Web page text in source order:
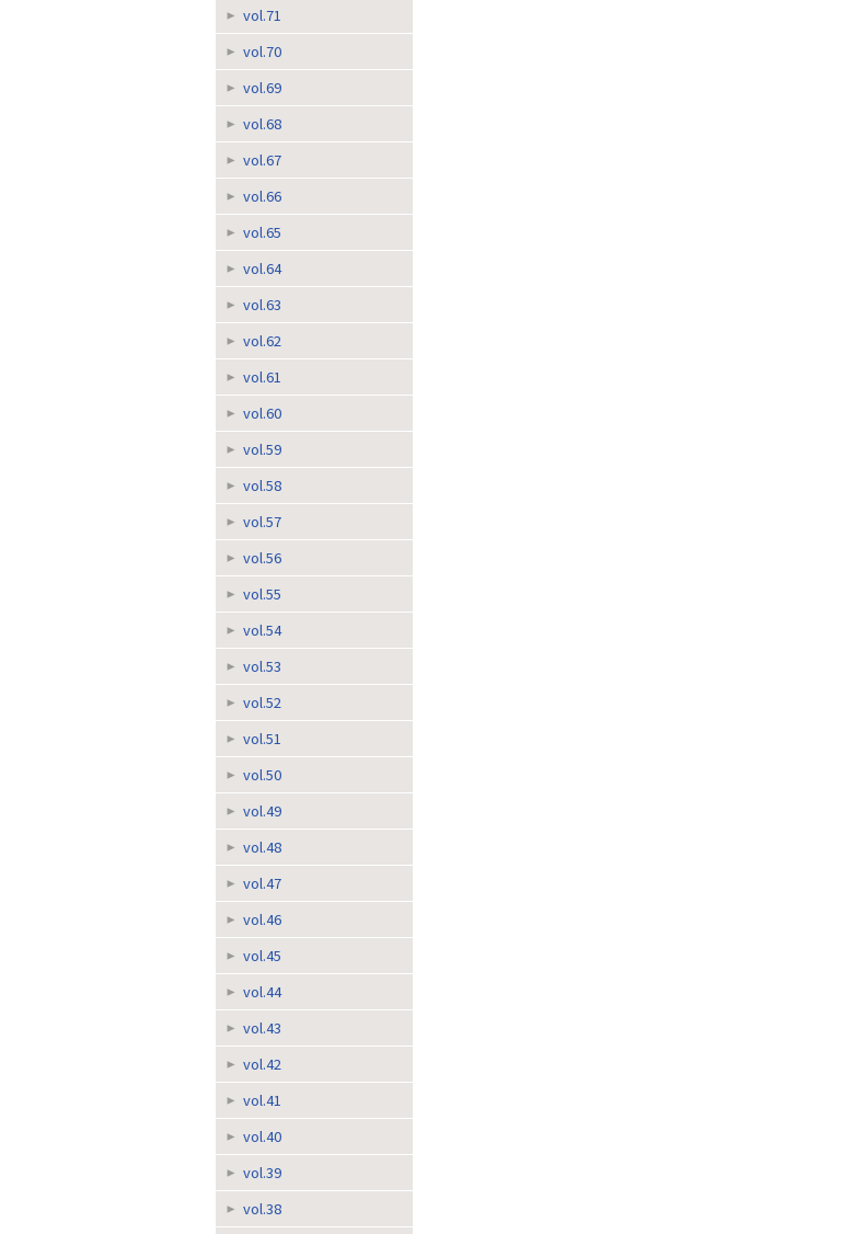
vol.71
vol.70
vol.69
vol.68
vol.67
vol.66
vol.65
vol.64
vol.63
vol.62
vol.61
vol.60
vol.59
vol.58
vol.57
vol.56
vol.55
vol.54
vol.53
vol.52
vol.51
vol.50
vol.49
vol.48
vol.47
vol.46
vol.45
vol.44
vol.43
vol.42
vol.41
vol.40
vol.39
vol.38